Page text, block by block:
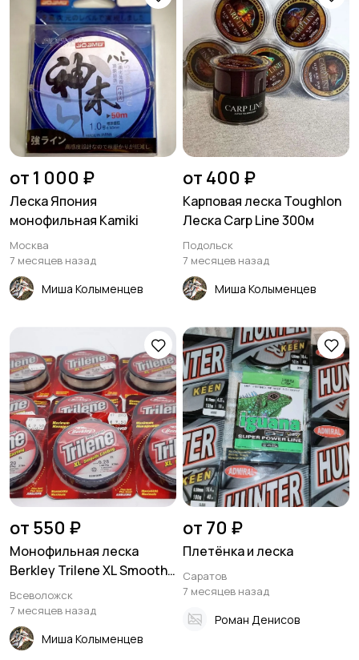
от 1 000 ₽
Леска Япония
монофильная Kamiki
Москва
7 месяцев назад
Миша Колыменцев
от 400 ₽
Карповая леска Тоughlоn
Лeскa Сarр Line 300м
Подольск
7 месяцев назад
Миша Колыменцев
от 550 ₽
Монофильная леска
Berkley Trilene XL Smooth
Castin
Всеволожск
7 месяцев назад
Миша Колыменцев
от 70 ₽
Плетёнка и леска
Саратов
7 месяцев назад
Роман Денисов